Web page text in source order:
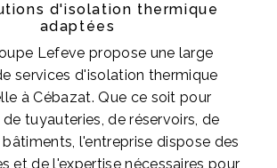
d'isolation thermique
adaptées
Lefeve propose une large
services d'isolation thermique
à Cébazat. Que ce soit pour
tuyauteries, de réservoirs, de
l'entreprise dispose des
et de l'expertise nécessaires pour